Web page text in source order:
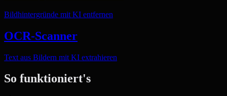
Bildhintergründe mit KI entfernen
OCR-Scanner
Text aus Bildern mit KI extrahieren
So funktioniert's